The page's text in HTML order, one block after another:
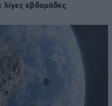
εβδομάδες